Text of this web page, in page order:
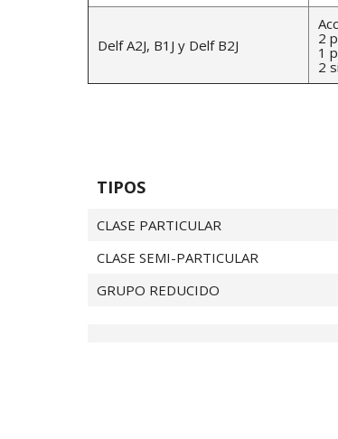
Delf A2J, B1J y Delf B2J
2
1
2
TIPOS
CLASE PARTICULAR
CLASE SEMI-PARTICULAR
GRUPO REDUCIDO